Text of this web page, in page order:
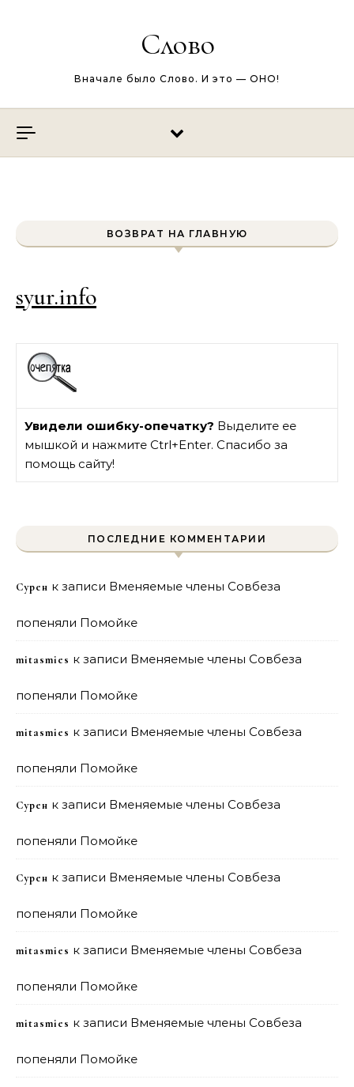
Слово
Вначале было Слово. И это — ОНО!
ВОЗВРАТ НА ГЛАВНУЮ
syur.info
Увидели ошибку-опечатку? Выделите ее
мышкой и нажмите Ctrl+Enter. Спасибо за
помощь сайту!
ПОСЛЕДНИЕ КОММЕНТАРИИ
Сурен к записи Вменяемые члены Совбеза
попеняли Помойке
mitasmies к записи Вменяемые члены Совбеза
попеняли Помойке
mitasmies к записи Вменяемые члены Совбеза
попеняли Помойке
Сурен к записи Вменяемые члены Совбеза
попеняли Помойке
Сурен к записи Вменяемые члены Совбеза
попеняли Помойке
mitasmies к записи Вменяемые члены Совбеза
попеняли Помойке
mitasmies к записи Вменяемые члены Совбеза
попеняли Помойке